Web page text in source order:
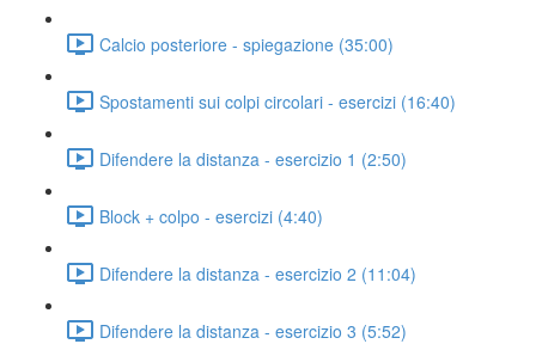
Calcio posteriore - spiegazione (35:00)
Spostamenti sui colpi circolari - esercizi (16:40)
Difendere la distanza - esercizio 1 (2:50)
Block + colpo - esercizi (4:40)
Difendere la distanza - esercizio 2 (11:04)
Difendere la distanza - esercizio 3 (5:52)